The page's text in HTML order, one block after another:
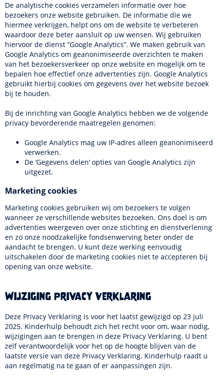
De analytische cookies verzamelen informatie over hoe
bezoekers onze website gebruiken. De informatie die we
hiermee verkrijgen, helpt ons om de website te verbeteren
waardoor deze beter aansluit op uw wensen. Wij gebruiken
hiervoor de dienst “Google Analytics”. We maken gebruik van
Google Analytics om geanonimiseerde overzichten te maken
van het bezoekersverkeer op onze website en mogelijk om te
bepalen hoe effectief onze advertenties zijn. Google Analytics
gebruikt hierbij cookies om gegevens over het website bezoek
bij te houden.
Bij de inrichting van Google Analytics hebben we de volgende
privacy bevorderende maatregelen genomen:
Google Analytics mag uw IP-adres alleen geanonimiseerd
verwerken.
De ‘Gegevens delen’ opties van Google Analytics zijn
uitgezet.
Marketing cookies
Marketing cookies gebruiken wij om bezoekers te volgen
wanneer ze verschillende websites bezoeken. Ons doel is om
advertenties weergeven over onze stichting en dienstverlening
en zo onze noodzakelijke fondsenwerving beter onder de
aandacht te brengen. U kunt deze werking eenvoudig
uitschakelen door de marketing cookies niet te accepteren bij
opening van onze website.
Wijziging Privacy Verklaring
Deze Privacy Verklaring is voor het laatst gewijzigd op 23 juli
2025. Kinderhulp behoudt zich het recht voor om, waar nodig,
wijzigingen aan te brengen in deze Privacy Verklaring. U bent
zelf verantwoordelijk voor het op de hoogte blijven van de
laatste versie van deze Privacy Verklaring. Kinderhulp raadt u
aan regelmatig na te gaan of er aanpassingen zijn.